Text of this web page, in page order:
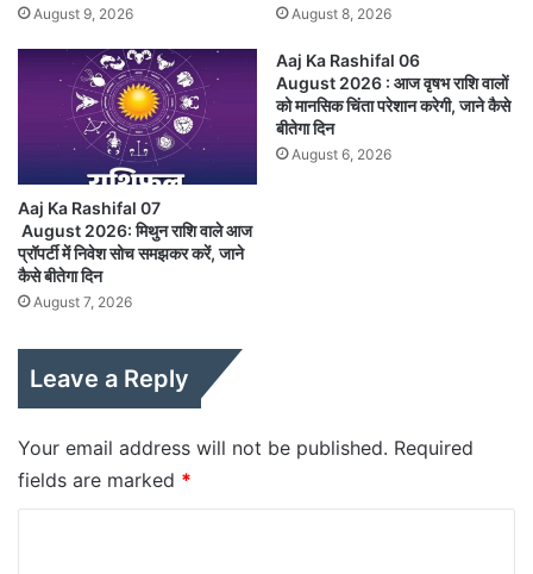
August 9, 2026 August 8, 2026
Aaj Ka Rashifal 07
August 2026: मिथुन राशि वाले आज
प्रॉपर्टी में निवेश सोच समझकर करें, जाने
कैसे बीतेगा दिन
August 7, 2026
Aaj Ka Rashifal 06
August 2026 : आज वृषभ राशि वालों
को मानसिक चिंता परेशान करेगी, जाने कैसे
बीतेगा दिन
August 6, 2026
Leave a Reply
Your email address will not be published. Required
fields are marked *